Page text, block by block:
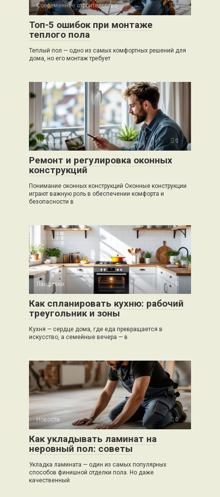
Современное строительство 0
Топ-5 ошибок при монтаже
теплого пола
Теплый пол — одно из самых комфортных решений для
дома, но его монтаж требует
Новости 0
Ремонт и регулировка оконных
конструкций
Понимание оконных конструкций Оконные конструкции
играют важную роль в обеспечении комфорта и
безопасности в
Лайфхаки 0
Как спланировать кухню: рабочий
треугольник и зоны
Кухня — сердце дома, где еда превращается в
искусство, а семейные вечера — в
Новости 0
Как укладывать ламинат на
неровный пол: советы
Укладка ламината — один из самых популярных
способов финишной отделки пола. Но даже
качественный